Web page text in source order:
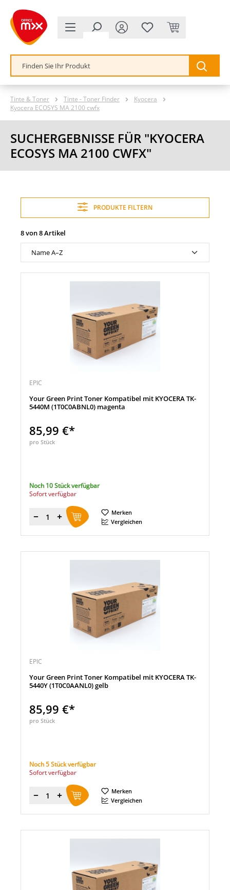
springen
Tinte & Toner Tinte - Toner Finder
Kyocera
Kyocera ECOSYS MA 2100 cwfx
SUCHERGEBNISSE FÜR "KYOCERA
ECOSYS MA 2100 CWFX"
PRODUKTE FILTERN
8 von 8 Artikel
EPIC
Your Green Print Toner Kompatibel mit KYOCERA TK-
5440M (1T0C0ABNL0) magenta
85,99 €*
pro Stück
Noch 10 Stück verfügbar
Sofort verfügbar
Menge
Merken
Vergleichen
EPIC
Your Green Print Toner Kompatibel mit KYOCERA TK-
5440Y (1T0C0AANL0) gelb
85,99 €*
pro Stück
Noch 5 Stück verfügbar
Sofort verfügbar
Menge
Merken
Vergleichen